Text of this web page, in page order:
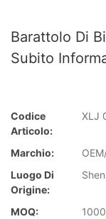
Barattolo Di
Subito
Codice
Articolo:
XLJ
Marchio:
Luogo Di
Origine:
MOQ: